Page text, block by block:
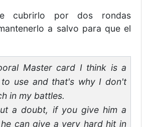
cubrirlo por dos rondas
a salvo para que el
Master card I think is a
use and that's why I don't
in my battles.
a doubt, if you give him a
can give a very hard hit in